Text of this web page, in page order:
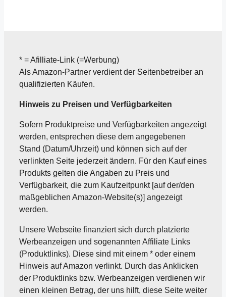
* = Afilliate-Link (=Werbung)
Als Amazon-Partner verdient der Seitenbetreiber an
qualifizierten Käufen.
Hinweis zu Preisen und Verfügbarkeiten
Sofern Produktpreise und Verfügbarkeiten angezeigt
werden, entsprechen diese dem angegebenen
Stand (Datum/Uhrzeit) und können sich auf der
verlinkten Seite jederzeit ändern. Für den Kauf eines
Produkts gelten die Angaben zu Preis und
Verfügbarkeit, die zum Kaufzeitpunkt [auf der/den
maßgeblichen Amazon-Website(s)] angezeigt
werden.
Unsere Webseite finanziert sich durch platzierte
Werbeanzeigen und sogenannten Affiliate Links
(Produktlinks). Diese sind mit einem * oder einem
Hinweis auf Amazon verlinkt. Durch das Anklicken
der Produktlinks bzw. Werbeanzeigen verdienen wir
einen kleinen Betrag, der uns hilft, diese Seite weiter